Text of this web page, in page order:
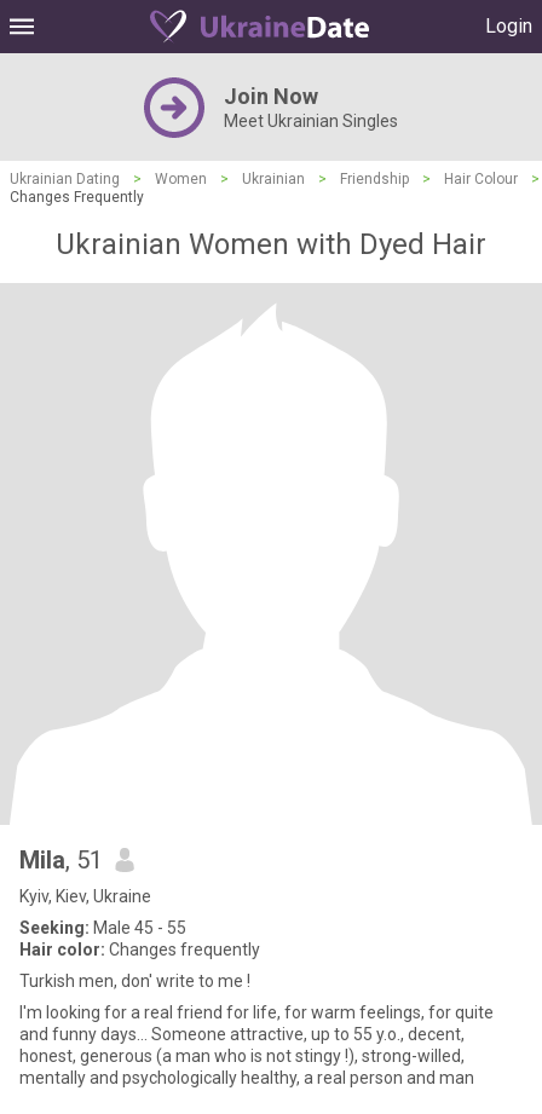
Login
Join Now
Meet Ukrainian Singles
Ukrainian Dating > Women > Ukrainian > Friendship > Hair Colour
>
Changes Frequently
Ukrainian Women with Dyed Hair
Mila, 51
Kyiv, Kiev, Ukraine
Seeking: Male 45 - 55
Hair color: Changes frequently
Turkish men, don' write to me !
I'm looking for a real friend for life, for warm feelings, for quite
and funny days... Someone attractive, up to 55 y.o., decent,
honest, generous (a man who is not stingy !), strong-willed,
mentally and psychologically healthy, a real person and man